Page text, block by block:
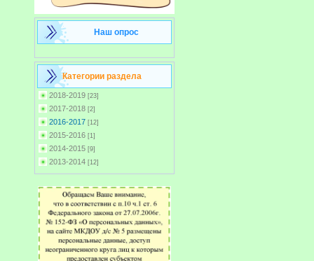
Наш опрос
Категории раздела
2018-2019 [23]
2017-2018 [2]
2016-2017 [12]
2015-2016 [1]
2014-2015 [9]
2013-2014 [12]